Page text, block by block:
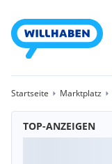
Startseite Marktplatz
TOP-ANZEIGEN